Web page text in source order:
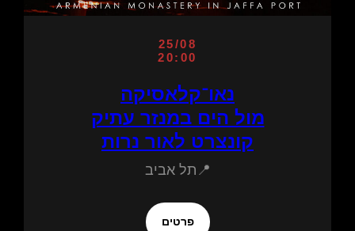
25/08
20:00
נאו־קלאסיקה
מול הים במנזר עתיק
קונצרט לאור נרות
📍תל אביב
פרטים